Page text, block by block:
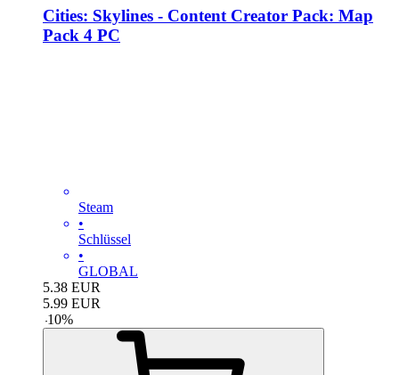
Cities: Skylines - Content Creator Pack: Map
Pack 4 PC
Steam
•
Schlüssel
•
GLOBAL
5.38 EUR
5.99 EUR
-10%